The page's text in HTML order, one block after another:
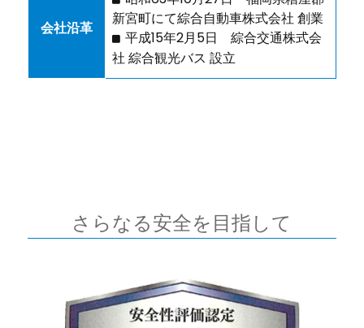
会社沿革
新宮町にて綜合自動車株式会社 創業
平成15年2月5日 綜合交通株式会
社 綜合観光バス 設立
さらなる安全を目指して